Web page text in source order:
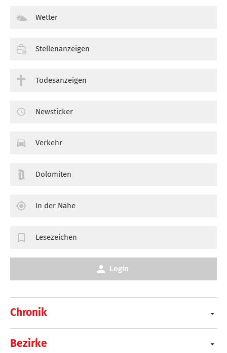
Chronik
Bezirke
Wetter
Stellenanzeigen
Todesanzeigen
Newsticker
Verkehr
Dolomiten
In der Nähe
Lesezeichen
Login